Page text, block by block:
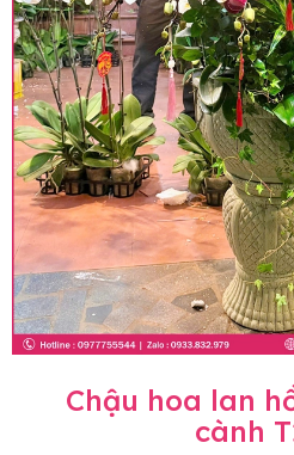
Chậu hoa lan
cành